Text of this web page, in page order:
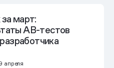
март:
AB-тестов
апреля